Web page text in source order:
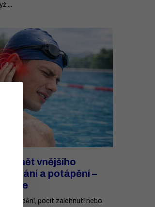
...
zánět vnějšího
a potápění –
svědění, pocit zalehnutí nebo